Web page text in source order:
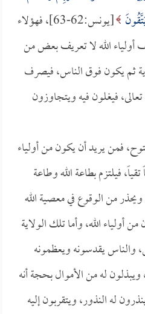
[يونس:62-63]، فهؤلاء
أولياء الله لا تعريف بعض من
ثم يكون فوق الناس، فيصرف
فيغلون فيه ويتجاوزون
فمن يريد أن يكون من أولياء
فيلتزم بطاعة الله وطاعة
من الوقوع في معصية الله
الله، وأما تلك الولاية
يقدسونه ويعظمونه
له من الأموال بحجة أنه
له النذور، ويتقربون إليه